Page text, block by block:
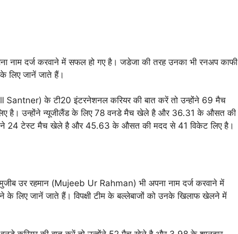
नाम दर्ज करवाने में सफल हो गए है। जडेजा की तरह उनका भी रनअप काफी
लिए जानें जाते हैं।
Santner) के टी20 इंटरनेशनल करियर की बात करें तो उन्होंने 69 मैच
है। उन्होंने न्यूजीलैंड के लिए 78 वनडे मैच खेले है और 36.31 के औसत की
24 टेस्ट मैच खेले है और 45.63 के औसत की मदद से 41 विकेट लिए है।
उर रहमान (Mujeeb Ur Rahman) भी अपना नाम दर्ज करवाने में
लिए जानें जाते हैं। विपक्षी टीम के बल्लेबाजों को उनके खिलाफ खेलने में